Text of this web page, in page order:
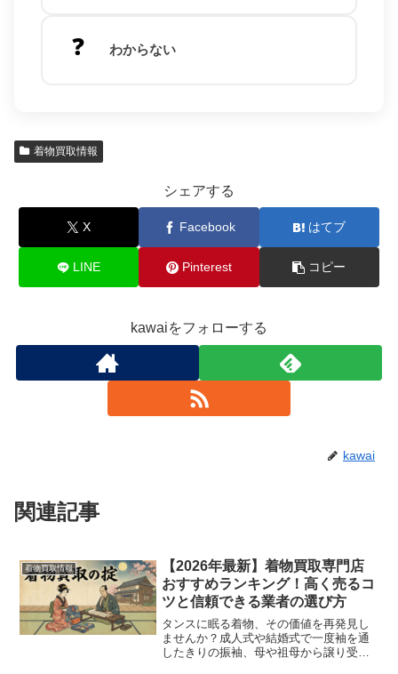
❓ わからない
着物買取情報
シェアする
X Facebook はてブ
LINE Pinterest コピー
kawaiをフォローする
kawai
関連記事
着物買取情報
【2026年最新】着物買取専門店
おすすめランキング！高く売るコ
ツと信頼できる業者の選び方
タンスに眠る着物、その価値を再発見し
ませんか？成人式や結婚式で一度袖を通
したきりの振袖、母や祖母から譲り受け